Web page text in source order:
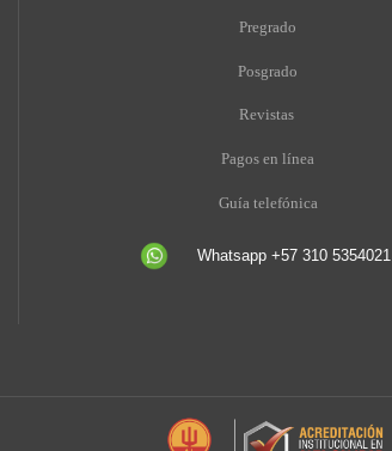
Pregrado
Posgrado
Revistas
Pagos en línea
Guía telefónica
Whatsapp +57 310 5354021